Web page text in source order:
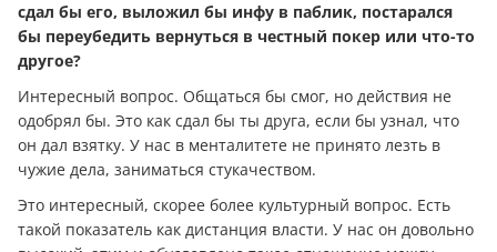
сдал бы его, выложил бы инфу в паблик, постарался
бы переубедить вернуться в честный покер или что-то
другое?
Интересный вопрос. Общаться бы смог, но действия не
одобрял бы. Это как сдал бы ты друга, если бы узнал, что
он дал взятку. У нас в менталитете не принято лезть в
чужие дела, заниматься стукачеством.
Это интересный, скорее более культурный вопрос. Есть
такой показатель как дистанция власти. У нас он довольно